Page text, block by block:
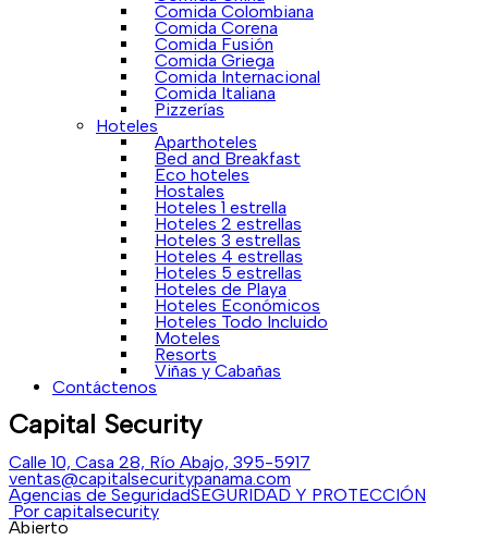
Comida Colombiana
Comida Corena
Comida Fusión
Comida Griega
Comida Internacional
Comida Italiana
Pizzerías
Hoteles
Aparthoteles
Bed and Breakfast
Eco hoteles
Hostales
Hoteles 1 estrella
Hoteles 2 estrellas
Hoteles 3 estrellas
Hoteles 4 estrellas
Hoteles 5 estrellas
Hoteles de Playa
Hoteles Económicos
Hoteles Todo Incluido
Moteles
Resorts
Viñas y Cabañas
Contáctenos
Capital Security
Calle 10, Casa 28, Río Abajo, 395-5917
ventas@capitalsecuritypanama.com
Agencias de SeguridadSEGURIDAD Y PROTECCIÓN
Por capitalsecurity
Abierto